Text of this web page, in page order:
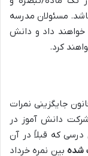
مسئولان مدرسه
خواهند داد و دانش
کرد.
جایگزینی نمرات
دانش آموز در
درسی که قبلاً در آن
شدهبین نمره خرداد